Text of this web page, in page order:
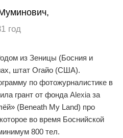
год
из Зеницы (Босния и
штат Огайо (США).
по фотожурналистике в
грант от фонда Alexia за
(Beneath My Land) про
во время Боснийской
800 тел.